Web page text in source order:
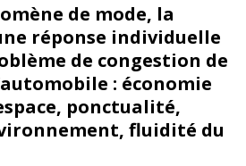
de mode, la
réponse individuelle
de congestion de
: économie
ponctualité,
fluidité du